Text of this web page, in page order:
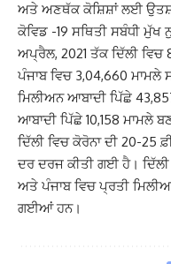
ਅਤੇ ਅਣਥੱਕ ਕੋਸ਼ਿਸ਼ਾਂ ਲਈ
ਕੋਵਿਡ -19 ਸਥਿਤੀ ਸਬੰਧੀ ਮੁੱਖ
ਅਪ੍ਰੈਲ, 2021 ਤੱਕ ਦਿੱਲੀ
ਪੰਜਾਬ ਵਿਚ 3,04,660 ਮਾਮਲੇ
ਮਿਲੀਅਨ ਆਬਾਦੀ ਪਿੱਛੇ
ਆਬਾਦੀ ਪਿੱਛੇ 10,158 ਮਾਮਲੇ
ਦਿੱਲੀ ਵਿਚ ਕੋਰੋਨਾ ਦੀ 20-25
ਦਰ ਦਰਜ ਕੀਤੀ ਗਈ ਹੈ। ਦਿੱਲੀ
ਅਤੇ ਪੰਜਾਬ ਵਿਚ ਪ੍ਰਤੀ
ਗਈਆਂ ਹਨ।